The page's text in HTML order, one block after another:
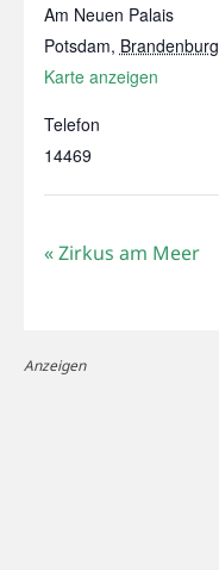
Am Neuen Palais
Potsdam, Brandenburg
Karte anzeigen
Telefon
14469
«Zirkus am Meer
Anzeigen